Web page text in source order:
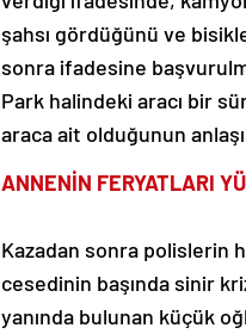
şahsı gördüğünü ve
sonra ifadesine
Park halindeki aracı bir
araca ait olduğunun
ANNENİN FERYATLARI
Kazadan sonra polislerin
cesedinin başında sinir
yanında bulunan küçük